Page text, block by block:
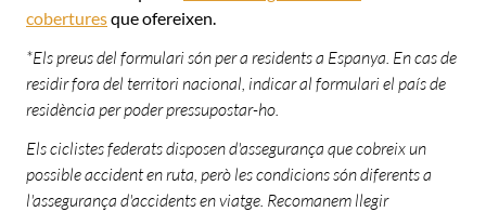
coberturesque ofereixen.
*Els preus del formulari són per a residents a Espanya. En cas de
residir fora del territori nacional, indicar al formulari el país de
residència per poder pressupostar-ho.
Els ciclistes federats disposen d'assegurança que cobreix un
possible accident en ruta, però les condicions són diferents a
l'assegurança d'accidents en viatge. Recomanem llegir